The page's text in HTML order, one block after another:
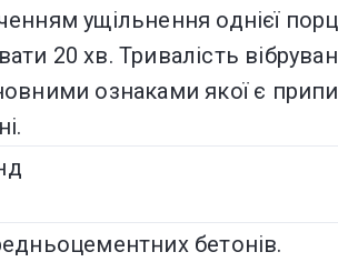
ущільнення однієї
20 хв. Тривалість
ознаками якої є
бетонів.